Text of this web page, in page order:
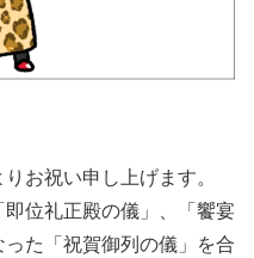
お祝い申し上げます。
即位礼正殿の儀」、「饗宴
た「祝賀御列の儀」を合